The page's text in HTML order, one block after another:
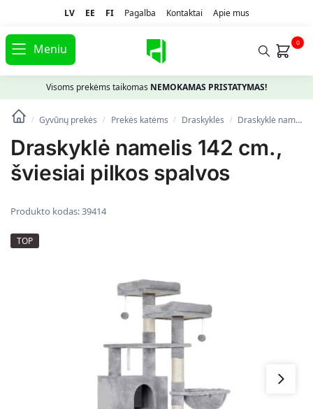
LV EE FI Pagalba Kontaktai Apie mus
Meniu 0
Visoms prekėms taikomas NEMOKAMAS PRISTATYMAS!
/ Gyvūnų prekės / Prekės katėms / Draskyklės / Draskyklė namelis 142 cm., šviesiai pilkos spalvos
Draskyklė namelis 142 cm.,
šviesiai pilkos spalvos
Produkto kodas:39414
TOP